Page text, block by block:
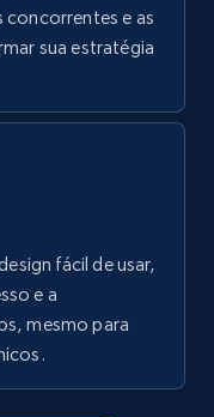
products by
and
by
concorrentes e as
sua estratégia
fácil de usar,
e a
mesmo para